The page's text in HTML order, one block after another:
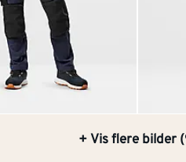
+ Vis flere bilder